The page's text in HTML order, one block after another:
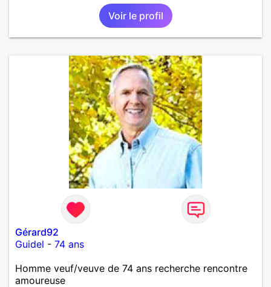
Voir le profil
Gérard92
Guidel - 74 ans
Homme veuf/veuve de 74 ans recherche rencontre
amoureuse